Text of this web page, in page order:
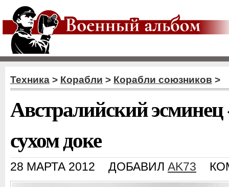
Техника > Корабли > Корабли союзников >
Австралийский
сухом доке
28 МАРТА 2012 ДОБАВИЛ AK73